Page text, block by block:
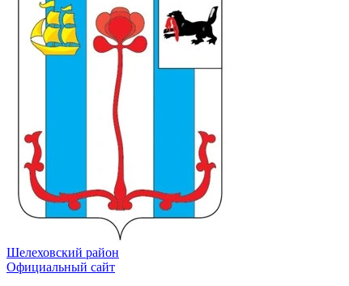
Шелеховский район
Официальный сайт